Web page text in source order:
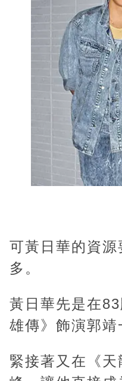
可黃日華的資
多。
黃日華先是在
雄傳》飾演郭靖
緊接著又在《